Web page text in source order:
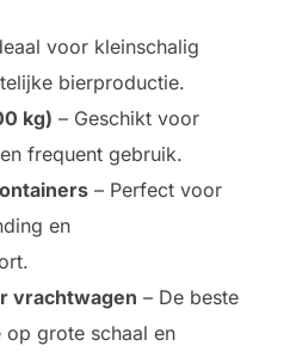
voor kleinschalig
bierproductie.
kg) – Geschikt voor
frequent gebruik.
– Perfect voor
en
vrachtwagen – De beste
grote schaal en